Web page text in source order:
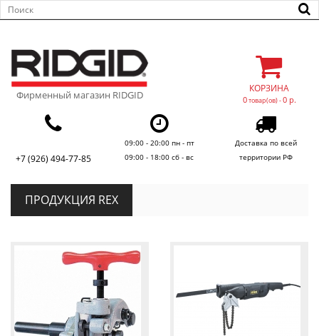
Фирменный магазин RIDGID
+7 (926) 494-77-85
09:00 - 20:00 пн - пт
09:00 - 18:00 сб - вс
Доставка по всей
территории РФ
КОРЗИНА
0товар(ов) -0 р.
ПРОДУКЦИЯ REX